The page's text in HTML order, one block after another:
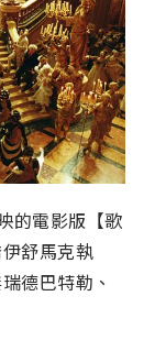
的電影版【歌
舒馬克執
德巴特勒、